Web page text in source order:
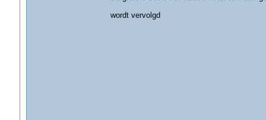
wordt vervolgd